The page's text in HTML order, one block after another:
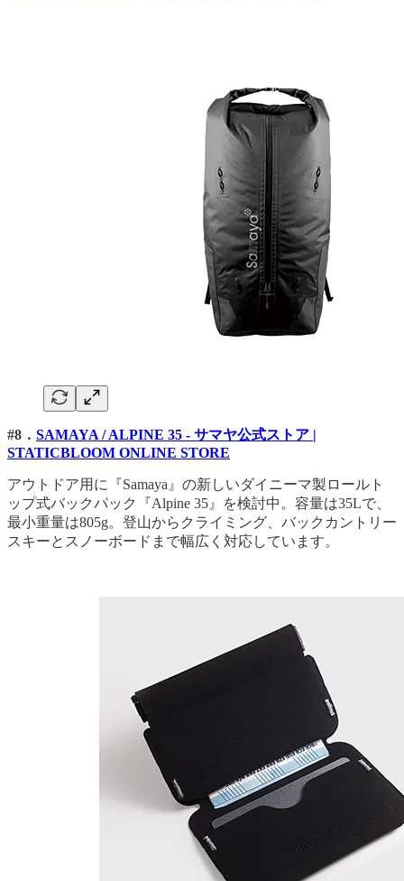
#8． SAMAYA / ALPINE 35 - サマヤ公式ストア |
STATICBLOOM ONLINE STORE
アウトドア用に『Samaya』の新しいダイニーマ製ロールト
ップ式バックパック『Alpine 35』を検討中。容量は35Lで、
最小重量は805g。登山からクライミング、バックカントリー
スキーとスノーボードまで幅広く対応しています。